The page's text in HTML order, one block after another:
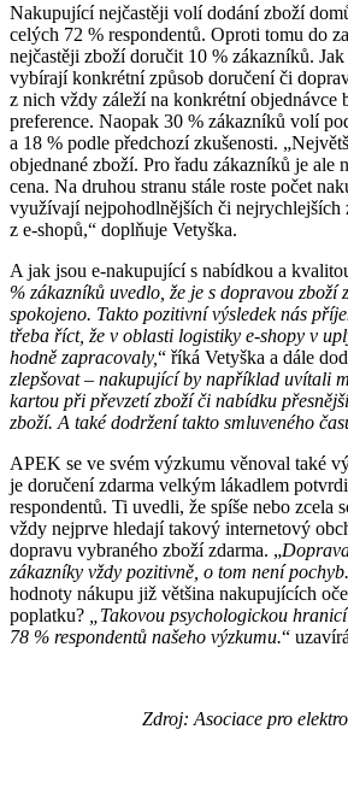
Nakupující nejčastěji volí dodání zboží
celých 72 % respondentů. Oproti tomu do
nejčastěji zboží doručit 10 % zákazníků.
vybírají konkrétní způsob doručení či
z nich vždy záleží na konkrétní objednávce
preference. Naopak 30 % zákazníků volí
a 18 % podle předchozí zkušenosti.
objednané zboží. Pro řadu zákazníků je ale
cena. Na druhou stranu stále roste počet
využívají nejpohodlnějších či nejrychlejších
z e-shopů,“ doplňuje Vetyška.
A jak jsou e-nakupující s nabídkou a
% zákazníků uvedlo, že je s dopravou zboží
spokojeno. Takto pozitivní výsledek nás
třeba říct, že v oblasti logistiky e-shopy v
hodně zapracovaly,“ říká Vetyška a dále
zlepšovat – nakupující by například uvítali
kartou při převzetí zboží či nabídku
zboží. A také dodržení takto smluveného
APEK se ve svém výzkumu věnoval také
je doručení zdarma velkým lákadlem
respondentů. Ti uvedli, že spíše nebo zcela
vždy nejprve hledají takový internetový
dopravu vybraného zboží zdarma. „
zákazníky vždy pozitivně, o tom není
hodnoty nákupu již většina nakupujících
poplatku?
„Takovou psychologickou
78 % respondentů našeho výzkumu.“
Zdroj: Asociace pro